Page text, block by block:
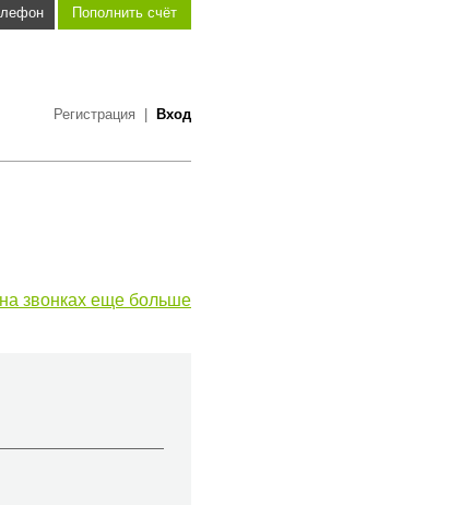
Пополнить счёт
Регистрация Вход
звонках еще больше